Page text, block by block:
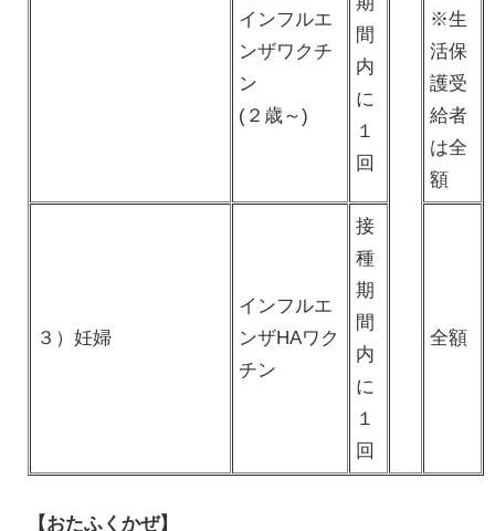
インフルエ
ンザワクチ
ン
(２歳～)
間
内
に
１
回
※生
活保
護受
給者
は全
額
３）妊婦
インフルエ
ンザHAワク
チン
接
種
期
間
内
に
１
回
全額
【おたふくかぜ】